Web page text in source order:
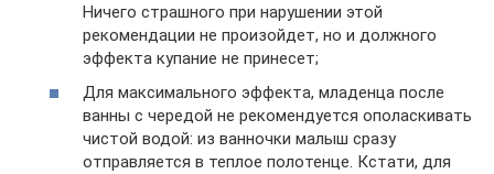
Ничего страшного при нарушении этой
рекомендации не произойдет, но и должного
эффекта купание не принесет;
Для максимального эффекта, младенца после
ванны с чередой не рекомендуется ополаскивать
чистой водой: из ванночки малыш сразу
отправляется в теплое полотенце. Кстати, для